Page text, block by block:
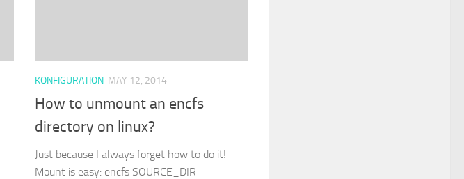
KONFIGURATION MAY 12, 2014
How to unmount an encfs
directory on linux?
Just because I always forget how to do it!
Mount is easy: encfs SOURCE_DIR